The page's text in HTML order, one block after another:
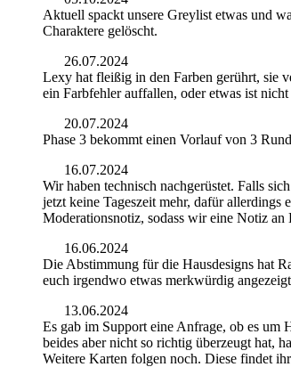
Aktuell spackt unsere Greylist etwas und
Charaktere gelöscht.
26.07.2024
Lexy hat fleißig in den Farben gerührt, sie
ein Farbfehler auffallen, oder etwas ist
20.07.2024
Phase 3 bekommt einen Vorlauf von 3
16.07.2024
Wir haben technisch nachgerüstet. Falls
jetzt keine Tageszeit mehr, dafür
Moderationsnotiz, sodass wir eine Notiz
16.06.2024
Die Abstimmung für die Hausdesigns hat
euch irgendwo etwas merkwürdig
13.06.2024
Es gab im Support eine Anfrage, ob es um
beides aber nicht so richtig überzeugt hat,
Weitere Karten folgen noch. Diese findet